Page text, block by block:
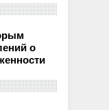
о